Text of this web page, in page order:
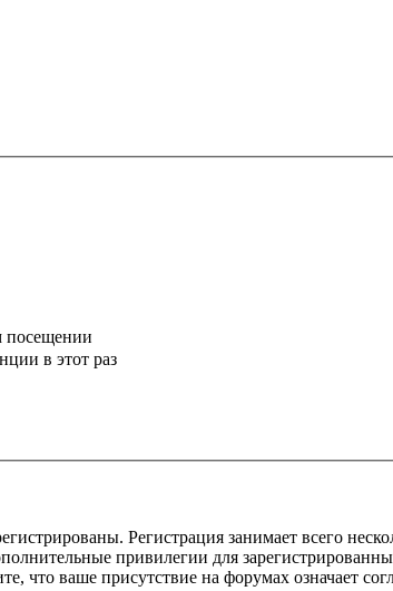
посещении
в этот раз
Регистрация занимает всего
привилегии для
что ваше присутствие на форумах означает